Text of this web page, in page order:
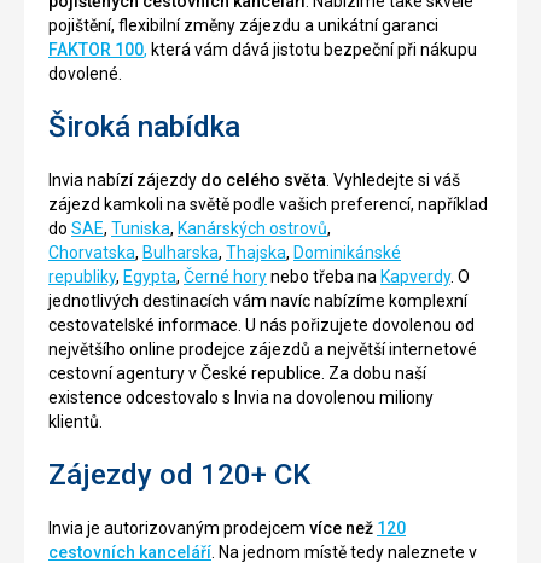
pojištění, flexibilní změny zájezdu a unikátní garanci
FAKTOR 100, která vám dává jistotu bezpeční při nákupu
dovolené.
Široká nabídka
Invia nabízí zájezdy do celého světa . Vyhledejte si váš
zájezd kamkoli na světě podle vašich preferencí, například
do SAE, Tuniska, Kanárských ostrovů,
Chorvatska, Bulharska, Thajska, Dominikánské
republiky, Egypta, Černé horynebo třeba na Kapverdy. O
jednotlivých destinacích vám navíc nabízíme komplexní
cestovatelské informace. U nás pořizujete dovolenou od
největšího online prodejce zájezdů a největší internetové
cestovní agentury v České republice. Za dobu naší
existence odcestovalo s Invia na dovolenou miliony
klientů.
Zájezdy od 120+ CK
Invia je autorizovaným prodejcem více než 120
cestovních kanceláří . Na jednom místě tedy naleznete v